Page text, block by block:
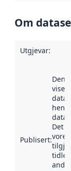
Om
Utgjevar:
Publisert:
viser
Det
vore
andre